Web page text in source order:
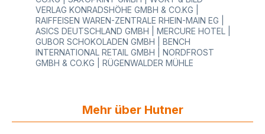
realisiert werden. Ihre Daten und Dateien senden
Sie uns am besten per E-mail zu, wir prüfen sie
und erstellen Ihnen dann einen Korrekturabzug
zur Druckfreigabe bzw. Druckansicht.
Farbangaben Druckfarbe bitte in Pantone-U
angeben. (Farbangaben sind Richtwerte und
VERLAG KONRADSHÖHE GMBH & CO.KG |
RAIFFEISEN WAREN-ZENTRALE RHEIN-MAIN EG |
ASICS DEUTSCHLAND GMBH | MERCURE HOTEL |
GUBOR SCHOKOLADEN GMBH | BENCH
INTERNATIONAL RETAIL GMBH | NORDFROST
GMBH & CO.KG | RÜGENWALDER MÜHLE
Mehr über Hutner